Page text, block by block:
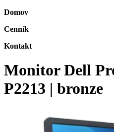
Domov
Cenník
Kontakt
Monitor Dell
P2213 | bronze